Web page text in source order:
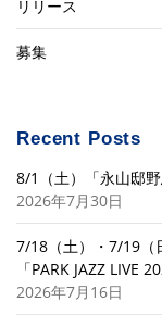
リリース
募集
Recent Posts
8/1（土）「永山邸
2026年7月30日
7/18（土）・7/19（
「PARK JAZZ LIVE
2026年7月16日